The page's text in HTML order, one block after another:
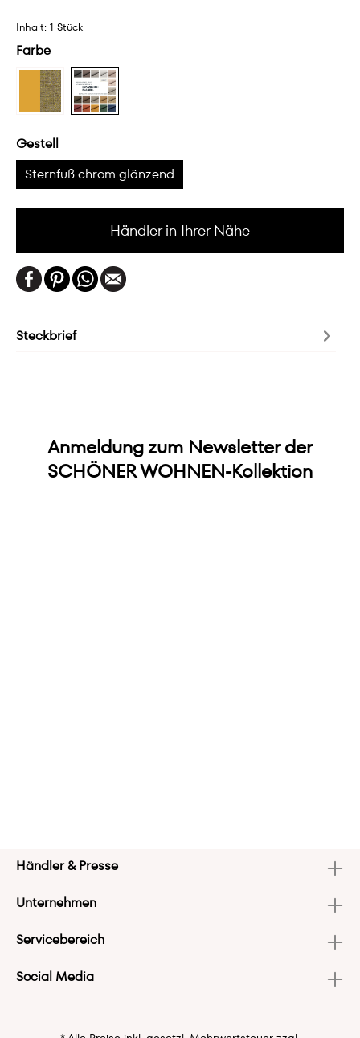
Inhalt: 1 Stück
Farbe
Gestell
Sternfuß chrom glänzend
Händler in Ihrer Nähe
Steckbrief
Anmeldung zum Newsletter der
SCHÖNER WOHNEN-Kollektion
Händler & Presse
Unternehmen
Servicebereich
Social Media